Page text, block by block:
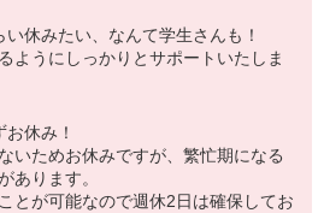
休みたい、なんて学生さんも！
ようにしっかりとサポートいたしま
休み！
いためお休みですが、繁忙期になる
あります。
とが可能なので週休2日は確保してお